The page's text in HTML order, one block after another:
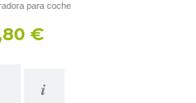
para coche
€
i